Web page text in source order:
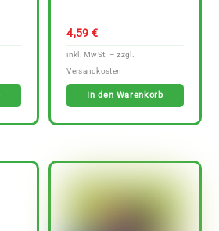
4,59 €
In den Warenkorb